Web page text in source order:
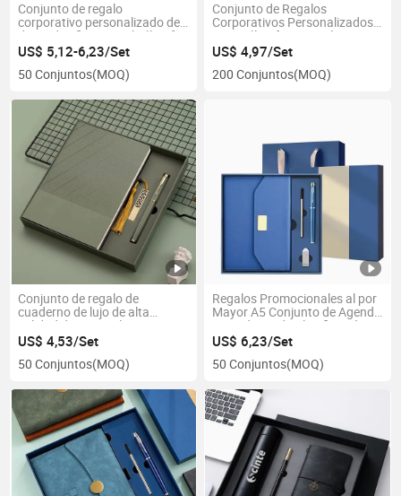
Conjunto de regalo
corporativo personalizado de
diario de oficina con bolígrafo
US$ 5,12-6,23/Set
50 Conjuntos(MOQ)
Conjunto de Regalos
Corporativos Personalizados
con Bolígrafo, Taza Térmica y
Cuaderno
US$ 4,97/Set
200 Conjuntos(MOQ)
Conjunto de regalo de
cuaderno de lujo de alta
calidad de PU con logo
personalizado
US$ 4,53/Set
50 Conjuntos(MOQ)
Regalos Promocionales al por
Mayor A5 Conjunto de Agenda
y Cuaderno de Planificación
Empresarial
US$ 6,23/Set
50 Conjuntos(MOQ)